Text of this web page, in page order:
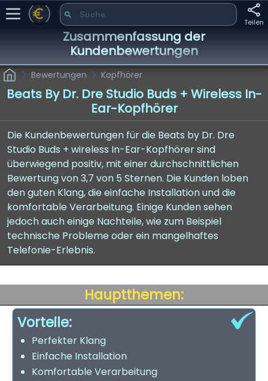
Teilen
Zusammenfassung der
Kundenbewertungen
Bewertungen Kopfhörer
Beats By Dr. Dre Studio Buds + Wireless In-
Ear-Kopfhörer
Die Kundenbewertungen für die Beats by Dr. Dre
Studio Buds + wireless In-Ear-Kopfhörer sind
überwiegend positiv, mit einer durchschnittlichen
Bewertung von 3,7 von 5 Sternen. Die Kunden loben
den guten Klang, die einfache Installation und die
komfortable Verarbeitung. Einige Kunden sehen
jedoch auch einige Nachteile, wie zum Beispiel
technische Probleme oder ein mangelhaftes
Telefonie-Erlebnis.
Hauptthemen:
Vorteile:
Perfekter Klang
Einfache Installation
Komfortable Verarbeitung